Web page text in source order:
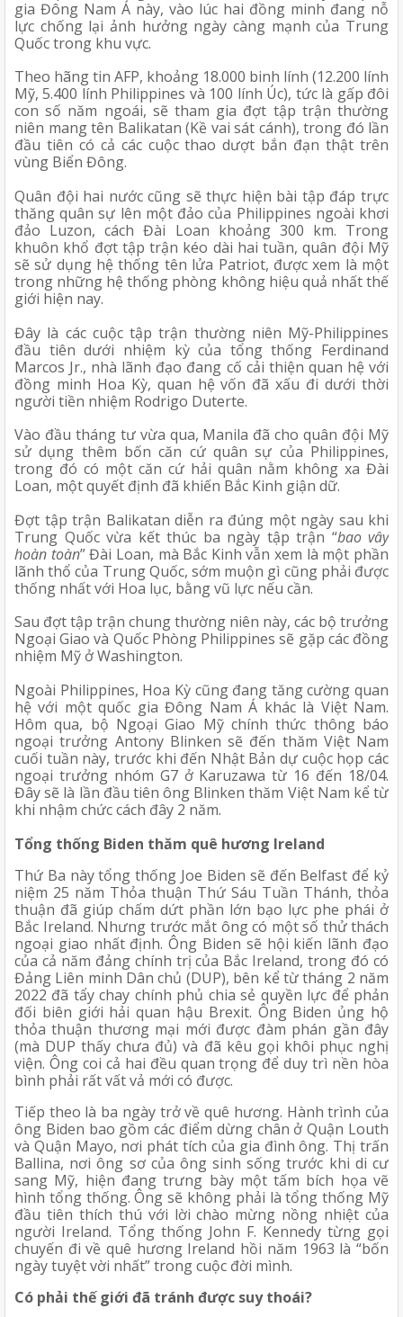
gia Đông Nam Á này, vào lúc hai đồng minh đang nỗ
lực chống lại ảnh hưởng ngày càng mạnh của Trung
Quốc trong khu vực.
Theo hãng tin AFP, khoảng 18.000 binh lính (12.200 lính
Mỹ, 5.400 lính Philippines và 100 lính Úc), tức là gấp đôi
con số năm ngoái, sẽ tham gia đợt tập trận thường
niên mang tên Balikatan (Kề vai sát cánh), trong đó lần
đầu tiên có cả các cuộc thao dượt bắn đạn thật trên
vùng Biển Đông.
Quân đội hai nước cũng sẽ thực hiện bài tập đáp trực
thăng quân sự lên một đảo của Philippines ngoài khơi
đảo Luzon, cách Đài Loan khoảng 300 km. Trong
khuôn khổ đợt tập trận kéo dài hai tuần, quân đội Mỹ
sẽ sử dụng hệ thống tên lửa Patriot, được xem là một
trong những hệ thống phòng không hiệu quả nhất thế
giới hiện nay.
Đây là các cuộc tập trận thường niên Mỹ-Philippines
đầu tiên dưới nhiệm kỳ của tổng thống Ferdinand
Marcos Jr., nhà lãnh đạo đang cố cải thiện quan hệ với
đồng minh Hoa Kỳ, quan hệ vốn đã xấu đi dưới thời
người tiền nhiệm Rodrigo Duterte.
Vào đầu tháng tư vừa qua, Manila đã cho quân đội Mỹ
sử dụng thêm bốn căn cứ quân sự của Philippines,
trong đó có một căn cứ hải quân nằm không xa Đài
Loan, một quyết định đã khiến Bắc Kinh giận dữ.
Đợt tập trận Balikatan diễn ra đúng một ngày sau khi
Trung Quốc vừa kết thúc ba ngày tập trận “bao vây
hoàn toàn” Đài Loan, mà Bắc Kinh vẫn xem là một phần
lãnh thổ của Trung Quốc, sớm muộn gì cũng phải được
thống nhất với Hoa lục, bằng vũ lực nếu cần.
Sau đợt tập trận chung thường niên này, các bộ trưởng
Ngoại Giao và Quốc Phòng Philippines sẽ gặp các đồng
nhiệm Mỹ ở Washington.
Ngoài Philippines, Hoa Kỳ cũng đang tăng cường quan
hệ với một quốc gia Đông Nam Á khác là Việt Nam.
Hôm qua, bộ Ngoại Giao Mỹ chính thức thông báo
ngoại trưởng Antony Blinken sẽ đến thăm Việt Nam
cuối tuần này, trước khi đến Nhật Bản dự cuộc họp các
ngoại trưởng nhóm G7 ở Karuzawa từ 16 đến 18/04.
Đây sẽ là lần đầu tiên ông Blinken thăm Việt Nam kể từ
khi nhậm chức cách đây 2 năm.
Tổng thống Biden thăm quê hương Ireland
Thứ Ba này tổng thống Joe Biden sẽ đến Belfast để kỷ
niệm 25 năm Thỏa thuận Thứ Sáu Tuần Thánh, thỏa
thuận đã giúp chấm dứt phần lớn bạo lực phe phái ở
Bắc Ireland. Nhưng trước mắt ông có một số thử thách
ngoại giao nhất định. Ông Biden sẽ hội kiến lãnh đạo
của cả năm đảng chính trị của Bắc Ireland, trong đó có
Đảng Liên minh Dân chủ (DUP), bên kể từ tháng 2 năm
2022 đã tẩy chay chính phủ chia sẻ quyền lực để phản
đối biên giới hải quan hậu Brexit. Ông Biden ủng hộ
thỏa thuận thương mại mới được đàm phán gần đây
(mà DUP thấy chưa đủ) và đã kêu gọi khôi phục nghị
viện. Ông coi cả hai đều quan trọng để duy trì nền hòa
bình phải rất vất vả mới có được.
Tiếp theo là ba ngày trở về quê hương. Hành trình của
ông Biden bao gồm các điểm dừng chân ở Quận Louth
và Quận Mayo, nơi phát tích của gia đình ông. Thị trấn
Ballina, nơi ông sơ của ông sinh sống trước khi di cư
sang Mỹ, hiện đang trưng bày một tấm bích họa vẽ
hình tổng thống. Ông sẽ không phải là tổng thống Mỹ
đầu tiên thích thú với lời chào mừng nồng nhiệt của
người Ireland. Tổng thống John F. Kennedy từng gọi
chuyến đi về quê hương Ireland hồi năm 1963 là “bốn
ngày tuyệt vời nhất” trong cuộc đời mình.
Có phải thế giới đã tránh được suy thoái?